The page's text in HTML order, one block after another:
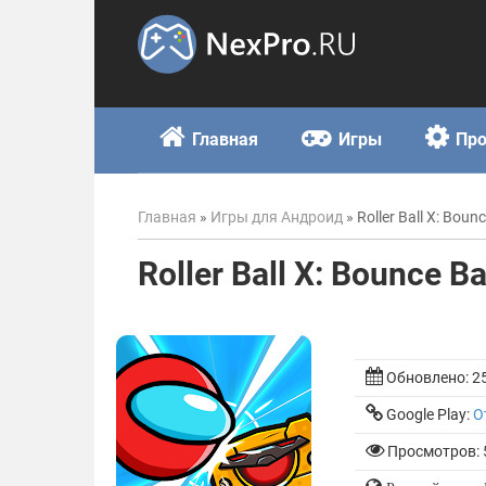
Главная Игры
Главная » Игры для Андроид » Roller Ball X:
Roller Ball X: Bounce
Обновлено:
Google Play:
Просмотров: